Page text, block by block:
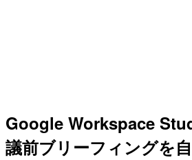
Google Workspace
議前ブリーフィングを